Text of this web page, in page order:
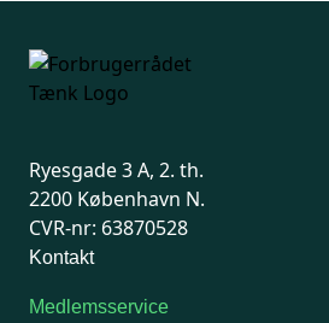
Ryesgade 3 A, 2. th.
2200 København N.
CVR-nr: 63870528
Kontakt
Medlemsservice